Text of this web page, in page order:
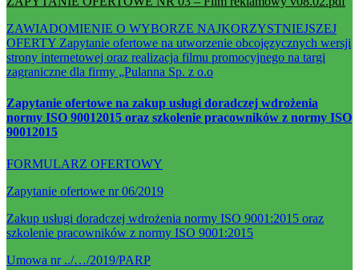
ZAWIADOMIENIE O WYBORZE NAJKORZYSTNIEJSZEJ
OFERTY Zapytanie ofertowe na utworzenie obcojęzycznych wersji
strony internetowej oraz realizacja filmu promocyjnego na targi
zagraniczne dla firmy „Pulanna Sp. z o.o
Zapytanie ofertowe na zakup usługi doradczej wdrożenia
normy ISO 90012015 oraz szkolenie pracowników z normy ISO
90012015
FORMULARZ OFERTOWY
Zapytanie ofertowe nr 06/2019
Zakup usługi doradczej wdrożenia normy ISO 9001:2015 oraz
szkolenie pracowników z normy ISO 9001:2015
Umowa nr ../…/2019/PARP